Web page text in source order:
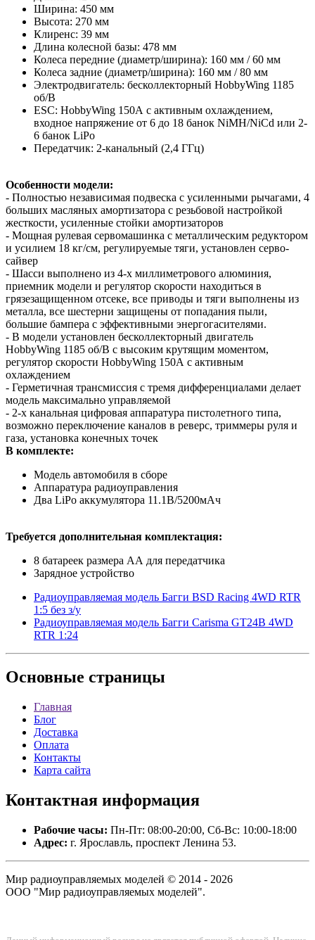
Ширина: 450 мм
Высота: 270 мм
Клиренс: 39 мм
Длина колесной базы: 478 мм
Колеса передние (диаметр/ширина): 160 мм / 60 мм
Колеса задние (диаметр/ширина): 160 мм / 80 мм
Электродвигатель: бесколлекторный HobbyWing 1185
об/В
ESC: HobbyWing 150А c активным охлаждением,
входное напряжение от 6 до 18 банок NiMH/NiCd или 2-
6 банок LiPo
Передатчик: 2-канальный (2,4 ГГц)
Особенности модели:
- Полностью независимая подвеска с усиленными рычагами, 4
больших масляных амортизатора с резьбовой настройкой
жесткости, усиленные стойки амортизаторов
- Мощная рулевая сервомашинка с металлическим редуктором
и усилием 18 кг/см, регулируемые тяги, установлен серво-
сайвер
- Шасси выполнено из 4-х миллиметрового алюминия,
приемник модели и регулятор скорости находиться в
грязезащищенном отсеке, все приводы и тяги выполнены из
металла, все шестерни защищены от попадания пыли,
большие бампера с эффективными энергогасителями.
- В модели установлен бесколлекторный двигатель
HobbyWing 1185 об/В с высоким крутящим моментом,
регулятор скорости HobbyWing 150А с активным
охлаждением
- Герметичная трансмиссия с тремя дифференциалами делает
модель максимально управляемой
- 2-х канальная цифровая аппаратура пистолетного типа,
возможно переключение каналов в реверс, триммеры руля и
газа, установка конечных точек
В комплекте:
Модель автомобиля в сборе
Аппаратура радиоуправления
Два LiPo аккумулятора 11.1В/5200мАч
Требуется дополнительная комплектация:
8 батареек размера АА для передатчика
Зарядное устройство
Радиоуправляемая модель Багги BSD Racing 4WD RTR
1:5 без з/у
Радиоуправляемая модель Багги Carisma GT24B 4WD
RTR 1:24
Основные страницы
Главная
Блог
Доставка
Оплата
Контакты
Карта сайта
Контактная информация
Рабочие часы: Пн-Пт: 08:00-20:00, Сб-Вс: 10:00-18:00
Адрес: г. Ярославль, проспект Ленина 53.
Мир радиоуправляемых моделей © 2014 - 2026
ООО "Мир радиоуправляемых моделей".